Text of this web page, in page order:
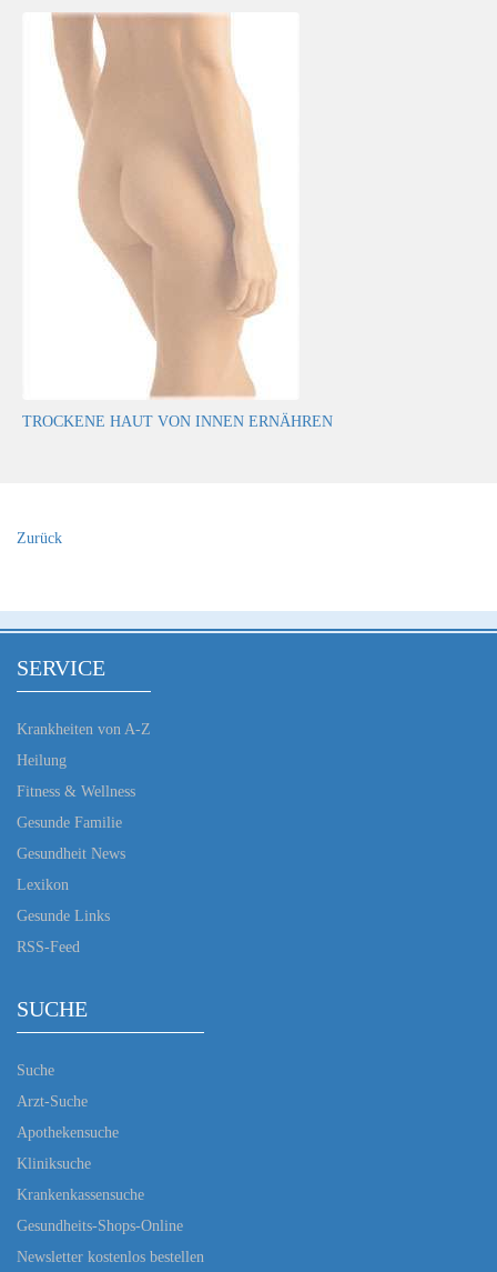
TROCKENE HAUT VON INNEN ERNÄHREN
Zurück
SERVICE
Krankheiten von A-Z
Heilung
Fitness & Wellness
Gesunde Familie
Gesundheit News
Lexikon
Gesunde Links
RSS-Feed
SUCHE
Suche
Arzt-Suche
Apothekensuche
Kliniksuche
Krankenkassensuche
Gesundheits-Shops-Online
Newsletter kostenlos bestellen